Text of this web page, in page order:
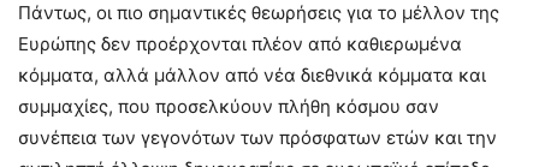
Πάντως, οι πιο σημαντικές θεωρήσεις για το μέλλον της
Ευρώπης δεν προέρχονται πλέον από καθιερωμένα
κόμματα, αλλά μάλλον από νέα διεθνικά κόμματα και
συμμαχίες, που προσελκύουν πλήθη κόσμου σαν
συνέπεια των γεγονότων των πρόσφατων ετών και την